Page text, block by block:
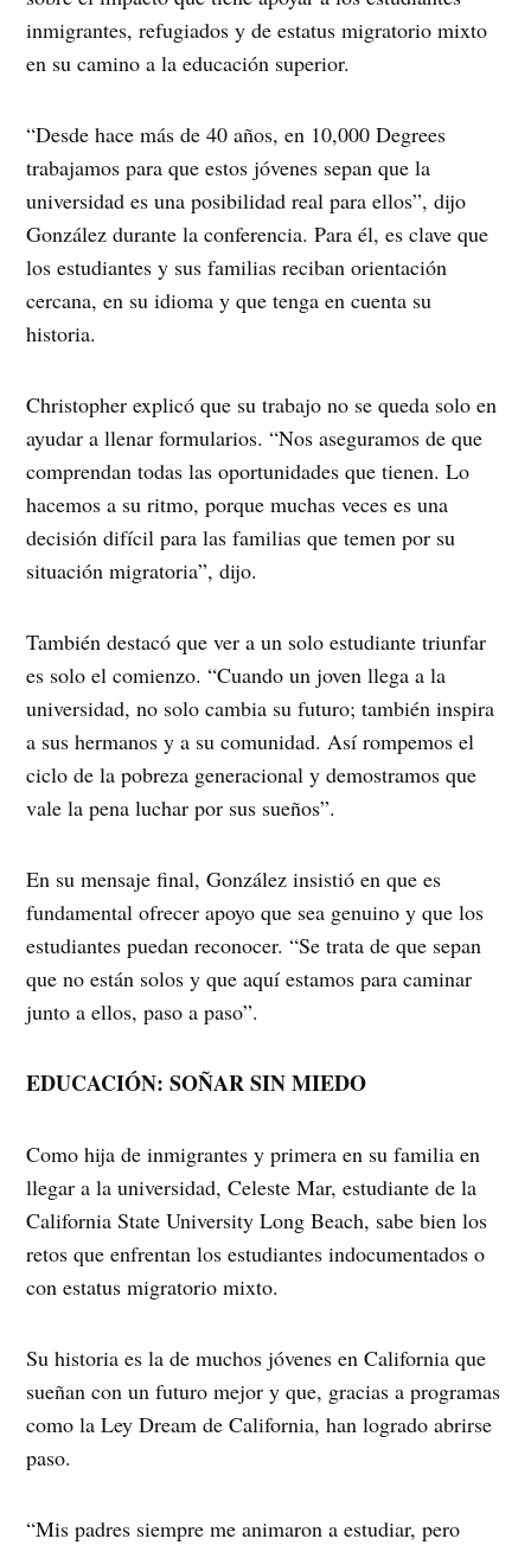
inmigrantes, refugiados y de estatus migratorio mixto
en su camino a la educación superior.
“Desde hace más de 40 años, en 10,000 Degrees
trabajamos para que estos jóvenes sepan que la
universidad es una posibilidad real para ellos”, dijo
González durante la conferencia. Para él, es clave que
los estudiantes y sus familias reciban orientación
cercana, en su idioma y que tenga en cuenta su
historia.
Christopher explicó que su trabajo no se queda solo en
ayudar a llenar formularios. “Nos aseguramos de que
comprendan todas las oportunidades que tienen. Lo
hacemos a su ritmo, porque muchas veces es una
decisión difícil para las familias que temen por su
situación migratoria”, dijo.
También destacó que ver a un solo estudiante triunfar
es solo el comienzo. “Cuando un joven llega a la
universidad, no solo cambia su futuro; también inspira
a sus hermanos y a su comunidad. Así rompemos el
ciclo de la pobreza generacional y demostramos que
vale la pena luchar por sus sueños”.
En su mensaje final, González insistió en que es
fundamental ofrecer apoyo que sea genuino y que los
estudiantes puedan reconocer. “Se trata de que sepan
que no están solos y que aquí estamos para caminar
junto a ellos, paso a paso”.
EDUCACIÓN: SOÑAR SIN MIEDO
Como hija de inmigrantes y primera en su familia en
llegar a la universidad, Celeste Mar, estudiante de la
California State University Long Beach, sabe bien los
retos que enfrentan los estudiantes indocumentados o
con estatus migratorio mixto.
Su historia es la de muchos jóvenes en California que
sueñan con un futuro mejor y que, gracias a programas
como la Ley Dream de California, han logrado abrirse
paso.
“Mis padres siempre me animaron a estudiar, pero